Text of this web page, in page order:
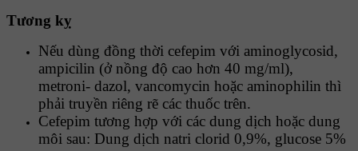
Tương kỵ
Nếu dùng đồng thời cefepim với aminoglycosid,
ampicilin (ở nồng độ cao hơn 40 mg/ml),
metroni- dazol, vancomycin hoặc aminophilin thì
phải truyền riêng rẽ các thuốc trên.
Cefepim tương hợp với các dung dịch hoặc dung
môi sau: Dung dịch natri clorid 0,9%, glucose 5%